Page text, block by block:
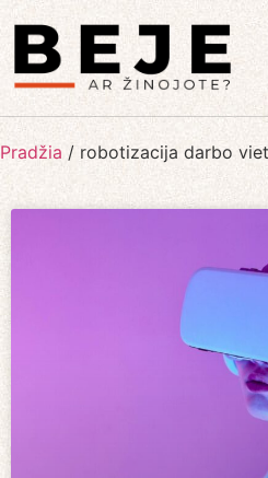
Pradžia / robotizacija darbo